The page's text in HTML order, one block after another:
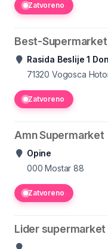
Zatvoreno
Best-
Rasida Beslije 1
71320 Vogosca
Zatvoreno
Amn Supermarket
Opine
000 Mostar 88
Zatvoreno
Lider supermarket